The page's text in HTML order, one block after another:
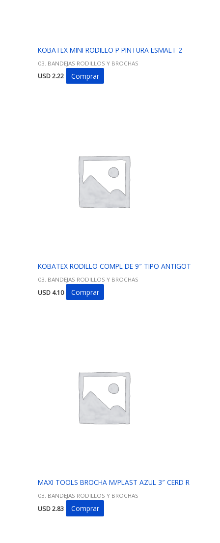
KOBATEX MINI RODILLO P PINTURA ESMALT 2
03. BANDEJAS RODILLOS Y BROCHAS
USD2.22 Comprar
KOBATEX RODILLO COMPL DE 9″ TIPO ANTIGOT
03. BANDEJAS RODILLOS Y BROCHAS
USD 4.10 Comprar
MAXI TOOLS BROCHA M/PLAST AZUL 3″ CERD R
03. BANDEJAS RODILLOS Y BROCHAS
USD2.83 Comprar